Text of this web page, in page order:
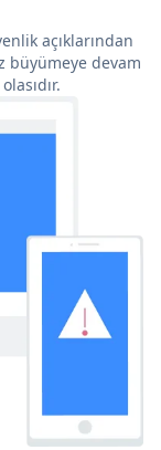
açıklarından
büyümeye devam